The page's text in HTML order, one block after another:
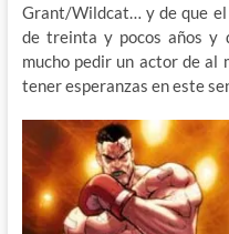
Grant/Wildcat… y de que el
de treinta y pocos años y
mucho pedir un actor de al
tener esperanzas en este